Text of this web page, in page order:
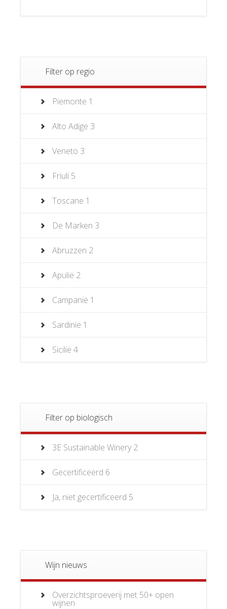
Filter op regio
Piemonte 1
Alto Adige 3
Veneto 3
Friuli 5
Toscane 1
De Marken 3
Abruzzen 2
Apulië 2
Campanië 1
Sardinië 1
Sicilië 4
Filter op biologisch
3E Sustainable Winery 2
Gecertificeerd 6
Ja, niet gecertificeerd 5
Wijn nieuws
Overzichtsproeverij met 50+ open
wijnen